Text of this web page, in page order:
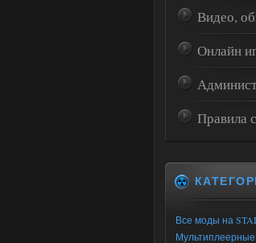
Видео,
Онлайн
Правила
Все моды на